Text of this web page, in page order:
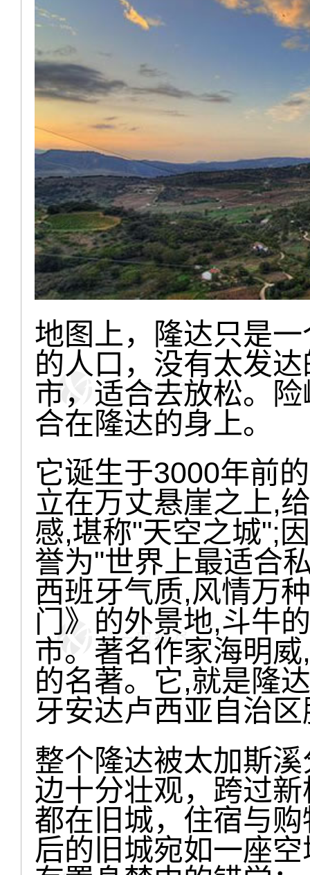
地图上，隆达只是
的人口，没有太发
市，适合去放松。
合在隆达的身上。
它诞生于3000年前
立在万丈悬崖之上,
感,堪称"天空之城";
誉为"世界上最适合
西班牙气质,风情万
门》的外景地,斗牛
市。著名作家海明
的名著。它,就是隆
牙安达卢西亚自治
整个隆达被太加斯
边十分壮观，跨过
都在旧城，住宿与
后的旧城宛如一座